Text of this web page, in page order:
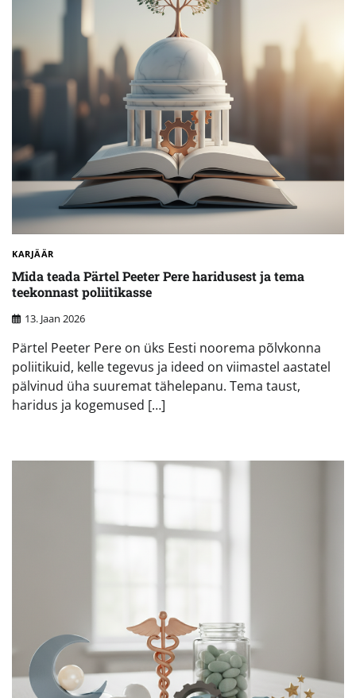
KARJÄÄR
Mida teada Pärtel Peeter Pere haridusest ja tema
teekonnast poliitikasse
13. Jaan 2026
Pärtel Peeter Pere on üks Eesti noorema põlvkonna
poliitikuid, kelle tegevus ja ideed on viimastel aastatel
pälvinud üha suuremat tähelepanu. Tema taust,
haridus ja kogemused […]